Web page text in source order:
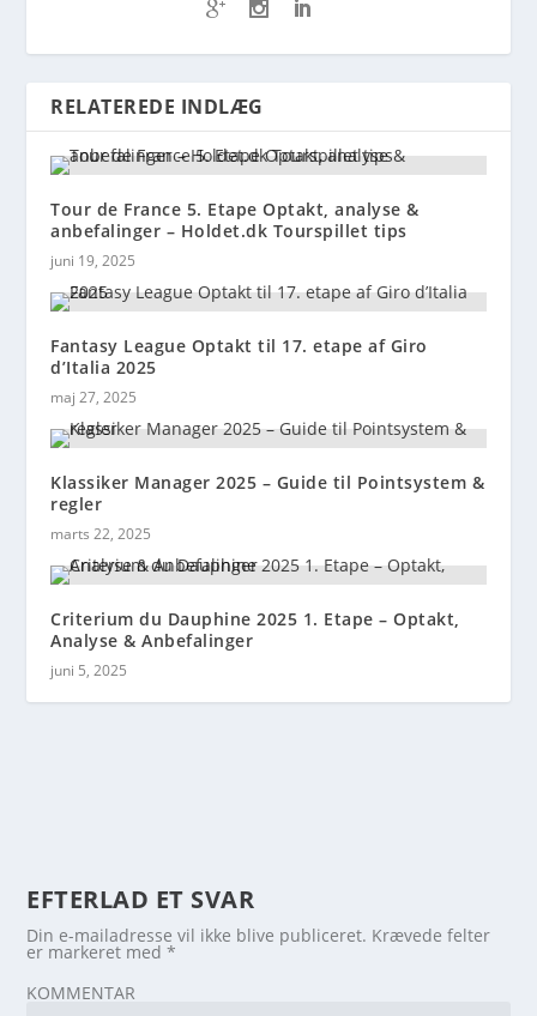
RELATEREDE INDLÆG
Tour de France 5. Etape Optakt, analyse &
anbefalinger – Holdet.dk Tourspillet tips
juni 19, 2025
Fantasy League Optakt til 17. etape af Giro
d’Italia 2025
maj 27, 2025
Klassiker Manager 2025 – Guide til Pointsystem &
regler
marts 22, 2025
Criterium du Dauphine 2025 1. Etape – Optakt,
Analyse & Anbefalinger
juni 5, 2025
EFTERLAD ET SVAR
Din e-mailadresse vil ikke blive publiceret. Krævede felter
er markeret med*
KOMMENTAR